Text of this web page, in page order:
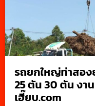
รถยกใหญ่ท่าสอง
25 ตัน 30 ตัน งา
เฮี๊ยบ.com